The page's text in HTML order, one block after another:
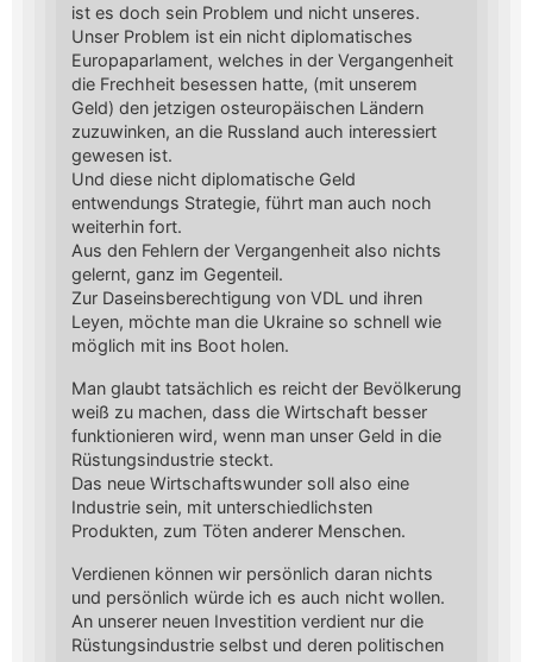
ist es doch sein Problem und nicht unseres.
Unser Problem ist ein nicht diplomatisches
Europaparlament, welches in der Vergangenheit
die Frechheit besessen hatte, (mit unserem
Geld) den jetzigen osteuropäischen Ländern
zuzuwinken, an die Russland auch interessiert
gewesen ist.
Und diese nicht diplomatische Geld
entwendungs Strategie, führt man auch noch
weiterhin fort.
Aus den Fehlern der Vergangenheit also nichts
gelernt, ganz im Gegenteil.
Zur Daseinsberechtigung von VDL und ihren
Leyen, möchte man die Ukraine so schnell wie
möglich mit ins Boot holen.
Man glaubt tatsächlich es reicht der Bevölkerung
weiß zu machen, dass die Wirtschaft besser
funktionieren wird, wenn man unser Geld in die
Rüstungsindustrie steckt.
Das neue Wirtschaftswunder soll also eine
Industrie sein, mit unterschiedlichsten
Produkten, zum Töten anderer Menschen.
Verdienen können wir persönlich daran nichts
und persönlich würde ich es auch nicht wollen.
An unserer neuen Investition verdient nur die
Rüstungsindustrie selbst und deren politischen